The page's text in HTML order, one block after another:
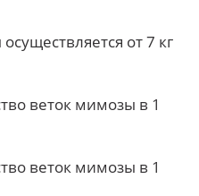
от 7 кг
веток мимозы в 1
веток мимозы в 1